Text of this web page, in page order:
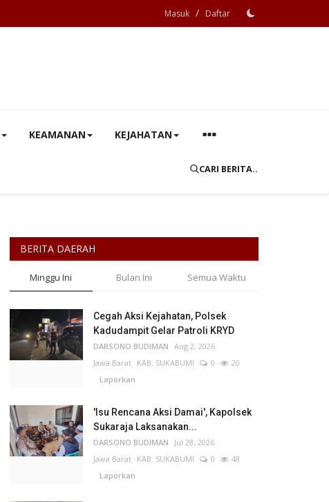
Masuk / Daftar
KEAMANAN KEJAHATAN
CARI BERITA..
BERITA DAERAH
Minggu Ini Bulan Ini Semua Waktu
Cegah Aksi Kejahatan, Polsek
Kadudampit Gelar Patroli KRYD
DARSONO BUDIMAN Aug 2, 2026
Jawa Barat KAB. SUKABUMI 0
20
Laporkan
'Isu Rencana Aksi Damai', Kapolsek
Sukaraja Laksanakan...
DARSONO BUDIMAN
Jul 28, 2026
Jawa Barat KAB. SUKABUMI 0
48
Laporkan